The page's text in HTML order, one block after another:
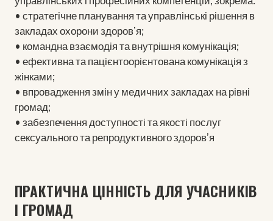
• стратегічне планування та управлінські рішення в
закладах охорони здоровʼя;
• командна взаємодія та внутрішня комунікація;
• ефективна та пацієнтоорієнтована комунікація з
жінками;
• впровадження змін у медичних закладах на рівні
громад;
• забезпечення доступності та якості послуг
сексуального та репродуктивного здоровʼя
ПРАКТИЧНА ЦІННІСТЬ ДЛЯ УЧАСНИКІВ
І ГРОМАД